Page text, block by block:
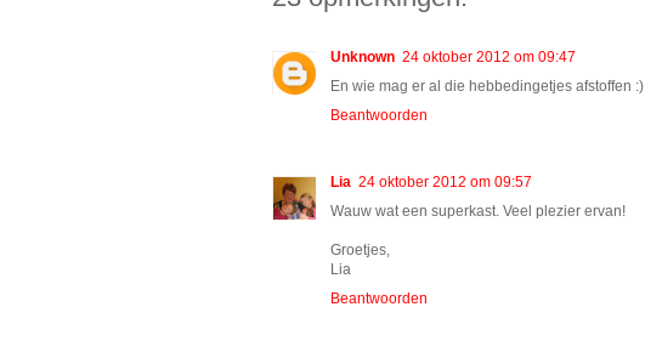
Unknown 24 oktober 2012 om 09:47
En wie mag er al die hebbedingetjes afstoffen :)
Beantwoorden
Lia 24 oktober 2012 om 09:57
Wauw wat een superkast. Veel plezier ervan!
Groetjes,
Lia
Beantwoorden